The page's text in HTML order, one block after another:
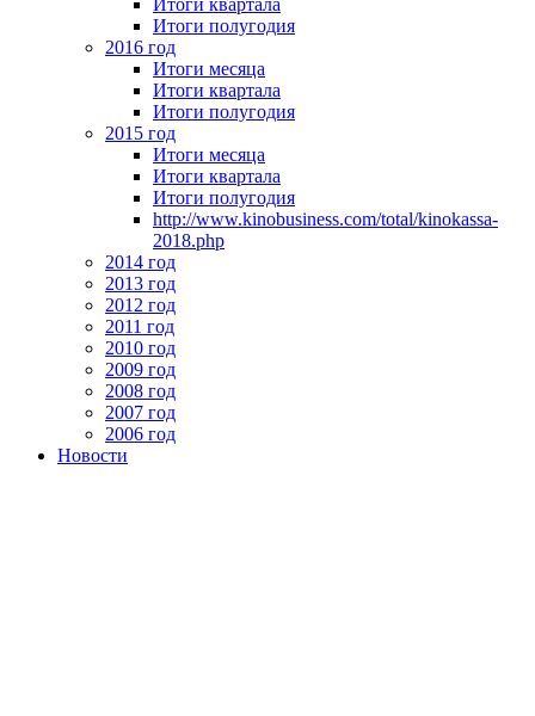
Итоги полугодия
2016 год
Итоги месяца
Итоги квартала
Итоги полугодия
2015 год
Итоги месяца
Итоги квартала
Итоги полугодия
http://www.kinobusiness.com/total/kinokassa-
2018.php
2014 год
2013 год
2012 год
2011 год
2010 год
2009 год
2008 год
2007 год
2006 год
Новости